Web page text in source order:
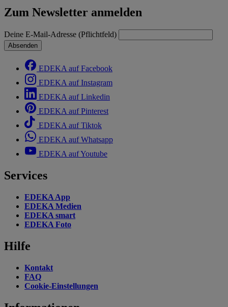
Zum Newsletter anmelden
Deine E-Mail-Adresse (Pflichtfeld)
Absenden
EDEKA auf Facebook
EDEKA auf Instagram
EDEKA auf Linkedin
EDEKA auf Pinterest
EDEKA auf Tiktok
EDEKA auf Whatsapp
EDEKA auf Youtube
Services
EDEKA App
EDEKA Medien
EDEKA smart
EDEKA Foto
Hilfe
Kontakt
FAQ
Cookie-Einstellungen